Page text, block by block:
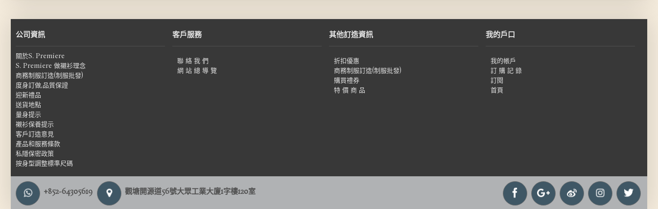
公司資訊
關於S. Premiere
S. Premiere 做襯衫理念
商務制服訂造(制服批發)
度身訂做,品質保證
迎新禮品
送貨地點
量身提示
襯衫保養提示
客戶訂造意見
產品和服務條款
私隱保密政策
按身型調整標準尺碼
客戶服務
聯 絡 我 們
網 站 總 導 覽
其他訂造資訊
折扣優惠
商務制服訂造(制服批發)
購買禮券
特 價 商 品
我的戶口
我的帳戶
訂 購 記 錄
訂閱
首頁
+852-64305619 觀塘開源道56號大眾工業大廈1字樓120室